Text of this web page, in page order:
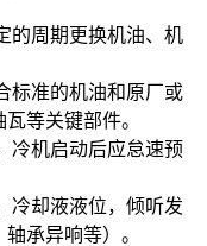
的周期更换机油、机
标准的机油和原厂或
等关键部件。
冷机启动后应怠速预
冷却液液位，倾听发
承异响等）。